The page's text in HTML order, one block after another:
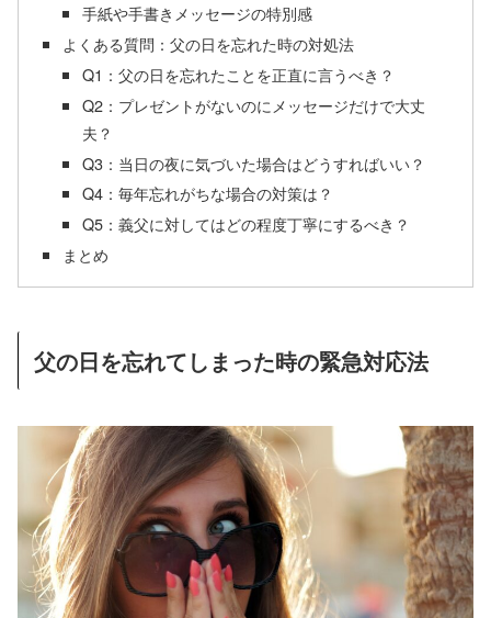
手紙や手書きメッセージの特別感
よくある質問：父の日を忘れた時の対処法
Q1：父の日を忘れたことを正直に言うべき？
Q2：プレゼントがないのにメッセージだけで大丈
夫？
Q3：当日の夜に気づいた場合はどうすればいい？
Q4：毎年忘れがちな場合の対策は？
Q5：義父に対してはどの程度丁寧にするべき？
まとめ
父の日を忘れてしまった時の緊急対応法